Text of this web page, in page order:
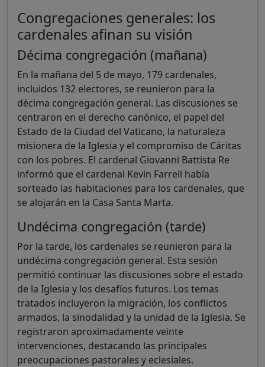
Congregaciones generales: los
cardenales afinan su visión
Décima congregación (mañana)
En la mañana del 5 de mayo, 179 cardenales,
incluidos 132 electores, se reunieron para la
décima congregación general. Las discusiones se
centraron en el derecho canónico, el papel del
Estado de la Ciudad del Vaticano, la naturaleza
misionera de la Iglesia y el compromiso de Cáritas
con los pobres. El cardenal Giovanni Battista Re
informó que el cardenal Kevin Farrell había
sorteado las habitaciones para los cardenales, que
se alojarán en la Casa Santa Marta.
Undécima congregación (tarde)
Por la tarde, los cardenales se reunieron para la
undécima congregación general. Esta sesión
permitió continuar las discusiones sobre el estado
de la Iglesia y los desafíos futuros. Los temas
tratados incluyeron la migración, los conflictos
armados, la sinodalidad y la unidad de la Iglesia. Se
registraron aproximadamente veinte
intervenciones, destacando las principales
preocupaciones pastorales y eclesiales.